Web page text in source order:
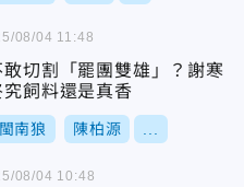
敢切割「罷團雙雄」？謝寒
飼料還是真香
閩南狼 陳柏源
08/04 11:48
08/04 10:48